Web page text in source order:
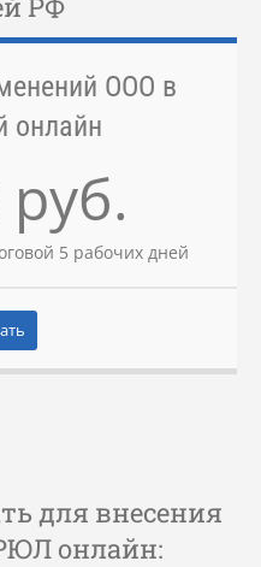
ООО в
онлайн
5 рабочих дней
для внесения
онлайн: